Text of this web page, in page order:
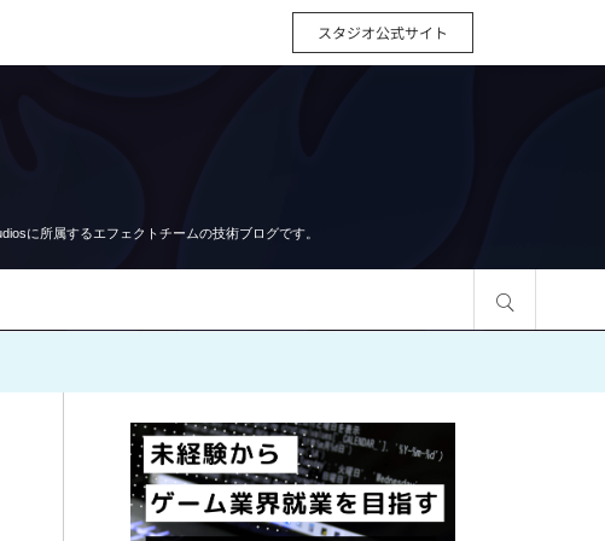
スタジオ公式サイト
に所属するエフェクトチームの技術ブログです。